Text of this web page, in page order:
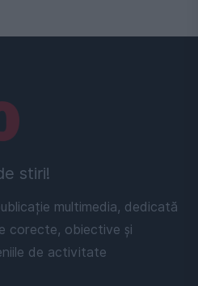
stiri!
multimedia, dedicată
corecte, obiective și
de activitate